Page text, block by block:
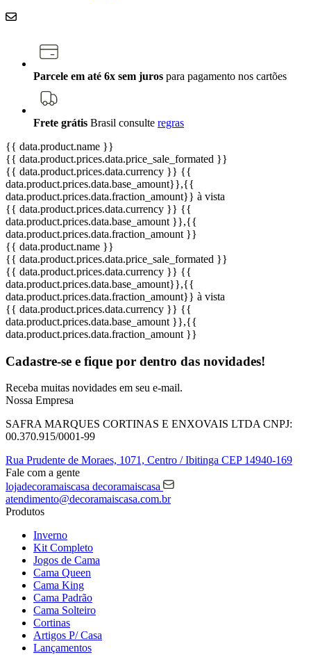
Parcele em até 6x sem juros para pagamento nos cartões
Frete grátis Brasil consulte regras
{{ data.product.name }}
{{ data.product.prices.data.price_sale_formated }}
{{ data.product.prices.data.currency }} {{
data.product.prices.data.base_amount}},{{
data.product.prices.data.fraction_amount}} à vista
{{ data.product.prices.data.currency }} {{
data.product.prices.data.base_amount }},{{
data.product.prices.data.fraction_amount }}
{{ data.product.name }}
{{ data.product.prices.data.price_sale_formated }}
{{ data.product.prices.data.currency }} {{
data.product.prices.data.base_amount}},{{
data.product.prices.data.fraction_amount}} à vista
{{ data.product.prices.data.currency }} {{
data.product.prices.data.base_amount }},{{
data.product.prices.data.fraction_amount }}
Cadastre-se e fique por dentro das novidades!
Receba muitas novidades em seu e-mail.
Nossa Empresa
SAFRA MARQUES CORTINAS E ENXOVAIS LTDA CNPJ:
00.370.915/0001-99
Rua Prudente de Moraes, 1071, Centro / Ibitinga CEP 14940-169
Fale com a gente
lojadecoramaiscasa decoramaiscasa
atendimento@decoramaiscasa.com.br
Produtos
Inverno
Kit Completo
Jogos de Cama
Cama Queen
Cama King
Cama Padrão
Cama Solteiro
Cortinas
Artigos P/ Casa
Lançamentos